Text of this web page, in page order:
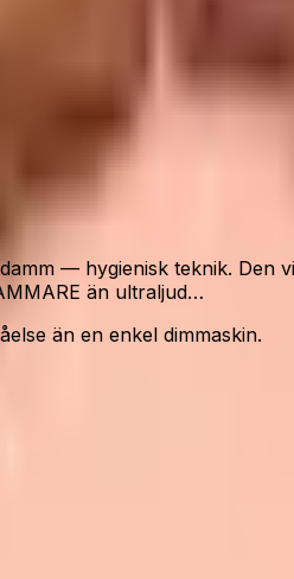
pris och lagerstatus.
— hygienisk teknik.
än ultraljud…
än en enkel dimmaskin.